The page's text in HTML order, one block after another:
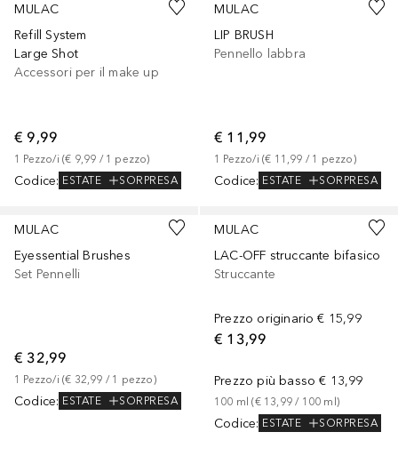
MULAC
Refill System
Large Shot
Accessori per il make up
€ 9,99
1 Pezzo/i (€ 9,99 / 1 pezzo)
Codice: ESTATE SORPRESA
MULAC
LIP BRUSH
Pennello labbra
€ 11,99
1 Pezzo/i (€ 11,99 / 1 pezzo)
Codice: ESTATE SORPRESA
MULAC
Eyessential Brushes
Set Pennelli
€ 32,99
1 Pezzo/i (€ 32,99 / 1 pezzo)
Codice: ESTATE SORPRESA
MULAC
LAC-OFF struccante bifasico
Struccante
Prezzo originario € 15,99
€ 13,99
Prezzo più basso € 13,99
100 ml (€ 13,99 / 100 ml)
Codice: ESTATE SORPRESA